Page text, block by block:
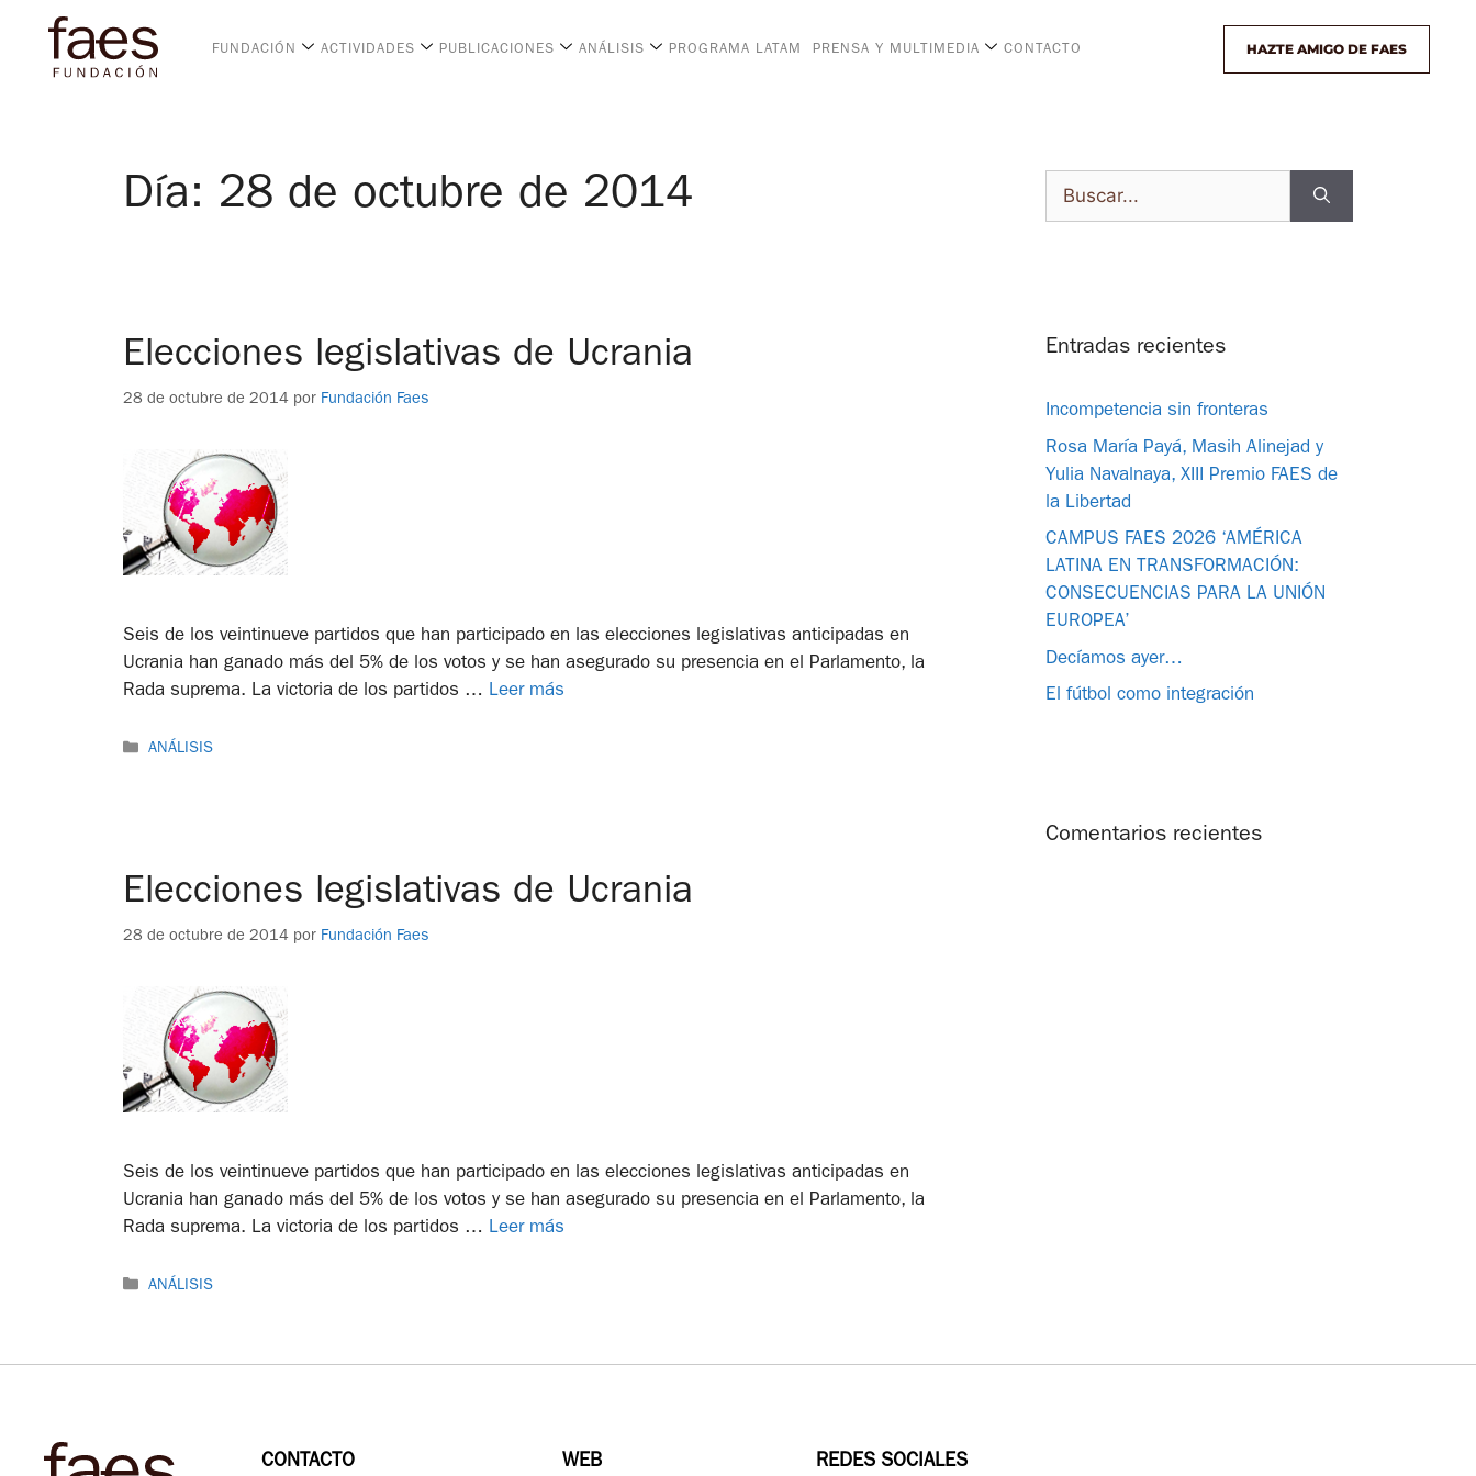
FUNDACIÓN ACTIVIDADES PUBLICACIONES ANÁLISIS PROGRAMA LATAM PRENSA Y MULTIMEDIA CONTACTO HAZTE AMIGO DE FAES
Día: 28 de octubre de 2014
Elecciones legislativas de Ucrania
28 de octubre de 2014 por Fundación Faes
Seis de los veintinueve partidos que han participado en las elecciones legislativas anticipadas en
Ucrania han ganado más del 5% de los votos y se han asegurado su presencia en el Parlamento, la
Rada suprema. La victoria de los partidos … Leer más
ANÁLISIS
Elecciones legislativas de Ucrania
28 de octubre de 2014 por Fundación Faes
Seis de los veintinueve partidos que han participado en las elecciones legislativas anticipadas en
Ucrania han ganado más del 5% de los votos y se han asegurado su presencia en el Parlamento, la
Rada suprema. La victoria de los partidos … Leer más
ANÁLISIS
Entradas recientes
Incompetencia sin fronteras
Rosa María Payá, Masih Alinejad y
Yulia Navalnaya, XIII Premio FAES de
la Libertad
CAMPUS FAES 2026 ‘AMÉRICA
LATINA EN TRANSFORMACIÓN:
CONSECUENCIAS PARA LA UNIÓN
EUROPEA’
Decíamos ayer…
El fútbol como integración
Comentarios recientes
CONTACTO WEB REDES SOCIALES